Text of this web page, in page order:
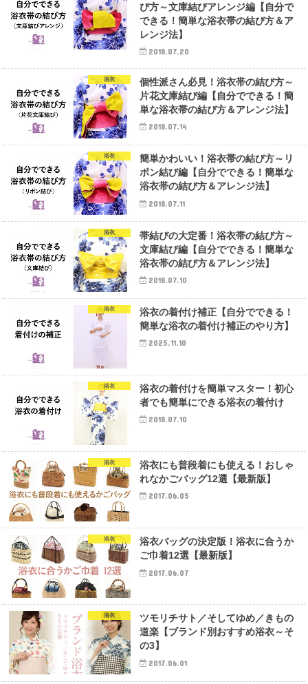
び方～文庫結びアレンジ編【自分で
できる！簡単な浴衣帯の結び方＆ア
レンジ法】
2018.07.20
浴衣
個性派さん必見！浴衣帯の結び方～
片花文庫結び編【自分でできる！簡
単な浴衣帯の結び方＆アレンジ法】
2018.07.14
浴衣
簡単かわいい！浴衣帯の結び方～リ
ボン結び編【自分でできる！簡単な
浴衣帯の結び方＆アレンジ法】
2018.07.11
浴衣
帯結びの大定番！浴衣帯の結び方～
文庫結び編【自分でできる！簡単な
浴衣帯の結び方＆アレンジ法】
2018.07.10
浴衣
浴衣の着付け補正【自分でできる！
簡単な浴衣の着付け補正のやり方】
2025.11.10
浴衣
浴衣の着付けを簡単マスター！初心
者でも簡単にできる浴衣の着付け
2018.07.10
浴衣
浴衣にも普段着にも使える！おしゃ
れなかごバッグ12選【最新版】
2017.06.05
浴衣
浴衣バッグの決定版！浴衣に合うか
ご巾着12選【最新版】
2017.06.07
浴衣
ツモリチサト／そしてゆめ／きもの
道楽【ブランド別おすすめ浴衣～そ
の3】
2017.06.01